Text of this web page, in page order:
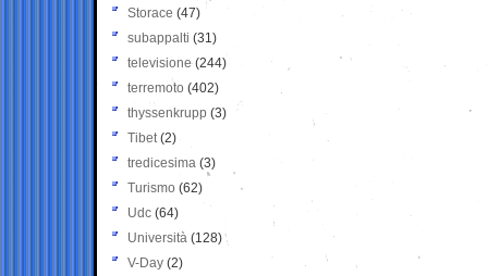
Storace (47)
subappalti (31)
televisione(244)
terremoto (402)
thyssenkrupp (3)
Tibet(2)
tredicesima (3)
Turismo (62)
Udc (64)
Università (128)
V-Day (2)